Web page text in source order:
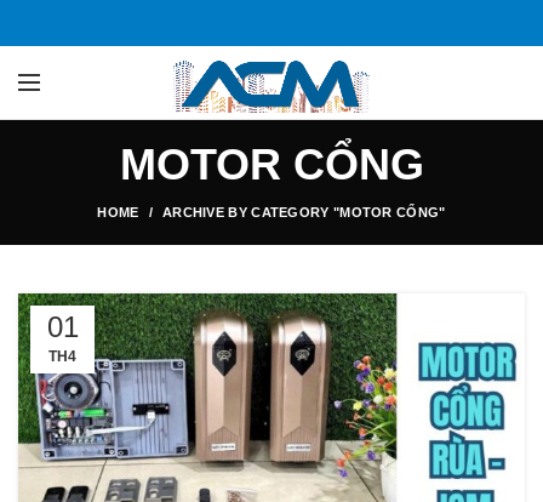
MOTOR CỔNG
HOME ARCHIVE BY CATEGORY "MOTOR CỔNG"
01
TH4